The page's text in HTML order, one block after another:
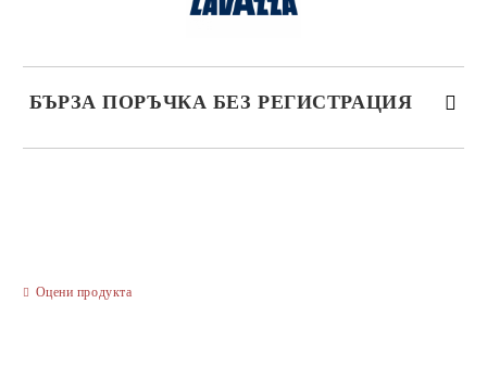
БЪРЗА ПОРЪЧКА БЕЗ РЕГИСТРАЦИЯ
Оцени продукта